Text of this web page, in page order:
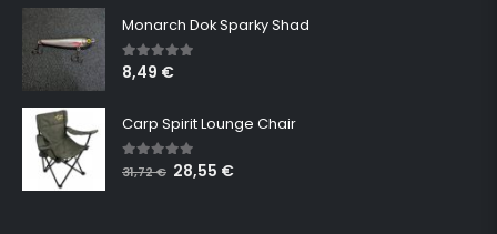
Monarch Dok Sparky Shad
5.00 out of 5
8,49 €
Carp Spirit Lounge Chair
5.00 out of 5
31,72€ 28,55 €